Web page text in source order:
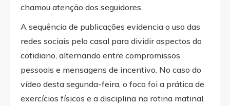
chamou atenção dos seguidores.
A sequência de publicações evidencia o uso das
redes sociais pelo casal para dividir aspectos do
cotidiano, alternando entre compromissos
pessoais e mensagens de incentivo. No caso do
vídeo desta segunda-feira, o foco foi a prática de
exercícios físicos e a disciplina na rotina matinal.